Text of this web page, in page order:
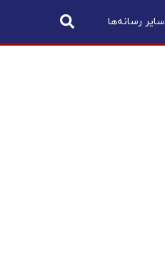
سایر رسانه‌ها